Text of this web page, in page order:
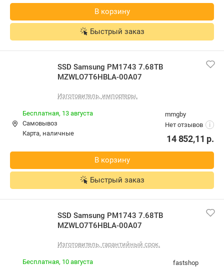
В корзину
Быстрый заказ
SSD Samsung PM1743 7.68TB
MZWLO7T6HBLA-00A07
Изготовитель, импортеры.
mmgby
Нет отзывов
i
Бесплатная, 13 августа
Самовывоз
карта, наличные
14 852,11 р.
В корзину
Быстрый заказ
SSD Samsung PM1743 7.68TB
MZWLO7T6HBLA-00A07
Изготовитель, гарантийный срок.
fastshop
Бесплатная, 10 августа